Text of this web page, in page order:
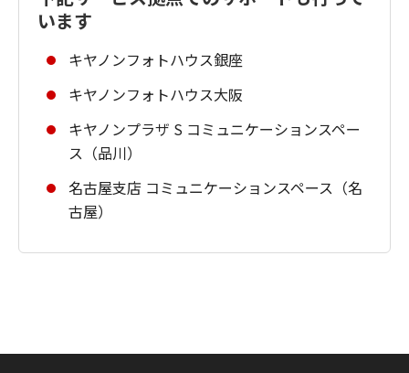
います
キヤノンフォトハウス銀座
キヤノンフォトハウス大阪
キヤノンプラザ S コミュニケーションスペー
ス（品川）
名古屋支店 コミュニケーションスペース（名
古屋）